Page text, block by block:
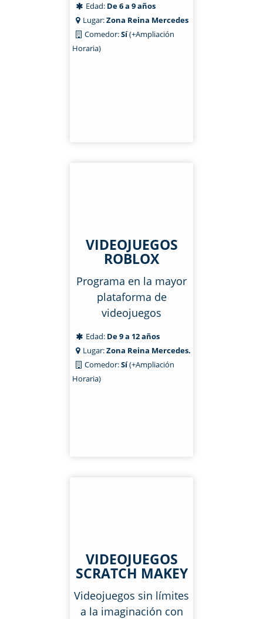
Edad: De 6 a 9 años
Lugar:Zona Reina Mercedes
Comedor:Sí(+Ampliación
Horaria)
VIDEOJUEGOS
ROBLOX
Programa en la mayor
plataforma de
videojuegos
Edad: De 9 a 12 años
Lugar:Zona Reina Mercedes.
Comedor:Sí(+Ampliación
Horaria)
VIDEOJUEGOS
SCRATCH MAKEY
Videojuegos sin límites
a la imaginación con